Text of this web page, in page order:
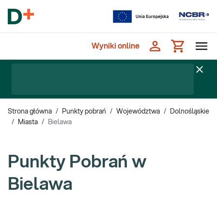
Wyniki online
Strona główna / Punkty pobrań / Województwa /
Dolnośląskie
/
Miasta / Bielawa
Punkty Pobrań w
Bielawa